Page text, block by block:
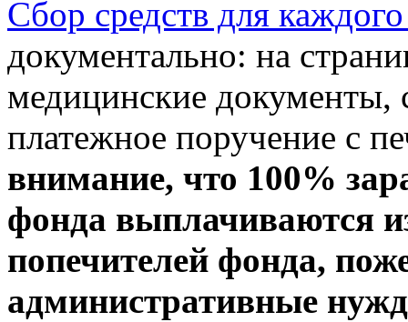
Сбор средств для
документально: на
медицинские документы,
платежное поручение с
внимание, что 100%
фонда выплачиваются
попечителей фонда,
административные